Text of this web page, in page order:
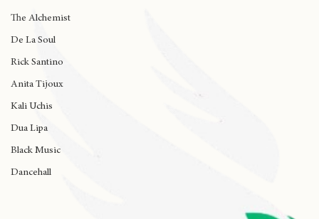
Childish Gambino
The Alchemist
De La Soul
Rick Santino
Anita Tijoux
Kali Uchis
Dua Lipa
Black Music